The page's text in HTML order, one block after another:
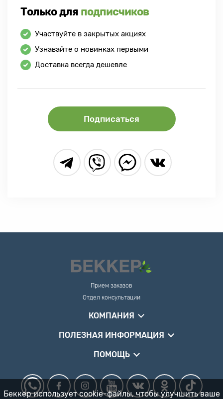
Только для подписчиков
Участвуйте в закрытых акциях
Узнавайте о новинках первыми
Доставка всегда дешевле
Подписаться
Прием заказов
Отдел консультации
КОМПАНИЯ
ПОЛЕЗНАЯ ИНФОРМАЦИЯ
ПОМОЩЬ
Беккер использует cookie-файлы, чтобы улучшить ваше